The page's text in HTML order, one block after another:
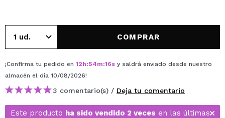
COMPRAR
¡Confirma tu pedido en 12h:54m:16s y saldrá enviado desde nuestro
almacén el día 10/08/2026!
3 comentario(s) / Deja tu comentario
Este producto ha sido vendido 2 veces en las últimas